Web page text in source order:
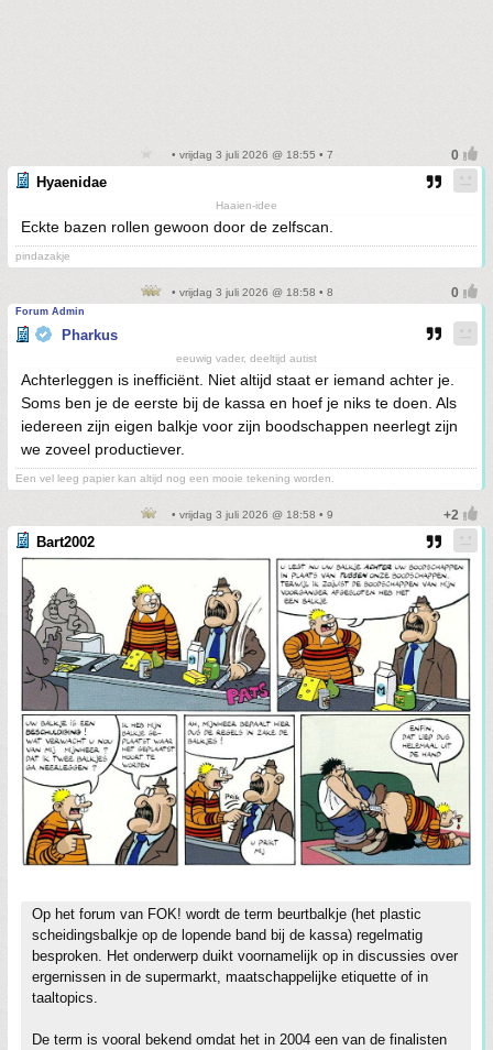
• vrijdag 3 juli 2026 @ 18:55 • 7
Hyaenidae
Haaien-idee
Eckte bazen rollen gewoon door de zelfscan.
pindazakje
• vrijdag 3 juli 2026 @ 18:58 • 8
Forum Admin
Pharkus
eeuwig vader, deeltijd autist
Achterleggen is inefficiënt. Niet altijd staat er iemand achter je.
Soms ben je de eerste bij de kassa en hoef je niks te doen. Als
iedereen zijn eigen balkje voor zijn boodschappen neerlegt zijn
we zoveel productiever.
Een vel leeg papier kan altijd nog een mooie tekening worden.
• vrijdag 3 juli 2026 @ 18:58 • 9
Bart2002
Op het forum van FOK! wordt de term beurtbalkje (het plastic
scheidingsbalkje op de lopende band bij de kassa) regelmatig
besproken. Het onderwerp duikt voornamelijk op in discussies over
ergernissen in de supermarkt, maatschappelijke etiquette of in
taaltopics.
De term is vooral bekend omdat het in 2004 een van de finalisten